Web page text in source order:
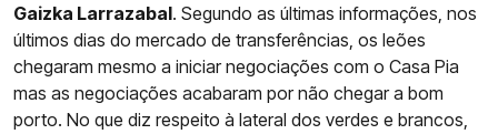
Gaizka Larrazabal. Segundo as últimas informações, nos
últimos dias do mercado de transferências, os leões
chegaram mesmo a iniciar negociações com o Casa Pia
mas as negociações acabaram por não chegar a bom
porto. No que diz respeito à lateral dos verdes e brancos,